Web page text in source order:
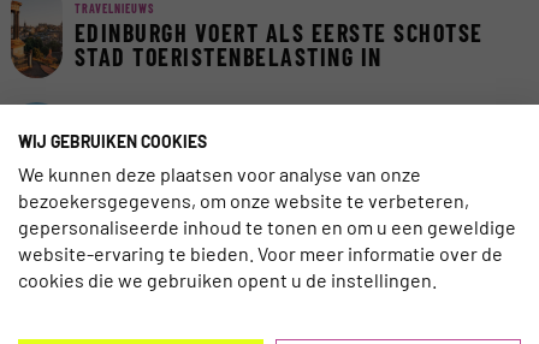
TRAVELNIEUWS
EDINBURGH VOERT ALS EERSTE SCHOTSE
STAD TOERISTENBELASTING IN
EUROPA BLIJFT FAVORIET IN LAST-
MINUTEMARKT
INSCHRIJVEN NIEUWSBRIEF
WIJ GEBRUIKEN COOKIES
We kunnen deze plaatsen voor analyse van onze
bezoekersgegevens, om onze website te verbeteren,
gepersonaliseerde inhoud te tonen en om u een geweldige
website-ervaring te bieden. Voor meer informatie over de
cookies die we gebruiken opent u de instellingen.